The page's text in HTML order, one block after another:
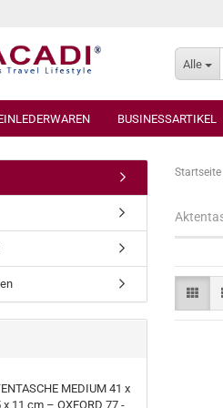
Alle
BUSINESSARTIKEL
Startseite
MEDIUM 41 x
x 11 cm – OXFORD 77 -